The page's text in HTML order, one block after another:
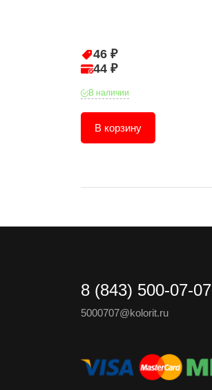
46 ₽
44 ₽
В наличии
В корзину
8 (843) 500-07-07
5000707@kolorit.ru